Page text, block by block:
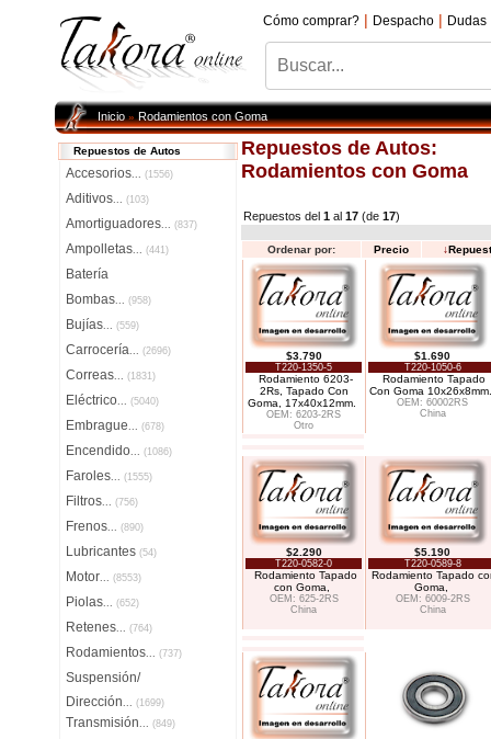
Cómo comprar? | Despacho | Dudas
Inicio»Rodamientos con Goma
Repuestos de Autos
Accesorios... (1556)
Aditivos... (103)
Amortiguadores... (837)
Ampolletas... (441)
Batería
Bombas... (958)
Bujías... (559)
Carrocería... (2696)
Correas... (1831)
Eléctrico... (5040)
Embrague... (678)
Encendido... (1086)
Faroles... (1555)
Filtros... (756)
Frenos... (890)
Lubricantes (54)
Motor... (8553)
Piolas... (652)
Retenes... (764)
Rodamientos... (737)
Suspensión/
Dirección... (1699)
Transmisión... (849)
Repuestos de Autos:
Rodamientos con Goma
Repuestos del 1 al 17 (de 17)
Ordenar por: Precio ↓
$3.790
T220-1350-5
Rodamiento 6203-
2Rs, Tapado Con
Goma, 17x40x12mm.
OEM: 6203-2RS
Otro
$1.690
T220-1050-6
Rodamiento Tapado
Con Goma 10x26x8mm.
OEM: 60002RS
China
$2.290
T220-0582-0
Rodamiento Tapado
con Goma,
OEM: 625-2RS
China
$5.190
T220-0589-8
Rodamiento Tapado
Goma,
OEM: 6009-2RS
China